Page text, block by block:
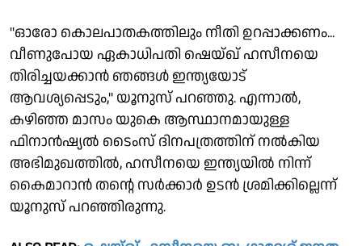
"ഓരോ കൊലപാതകത്തിലും നീതി ഉറപ്പാക്കണം...
വീണുപോയ ഏകാധിപതി ഷെയ്ഖ് ഹസീനയെ
തിരിച്ചയക്കാൻ ഞങ്ങൾ ഇന്ത്യയോട്
ആവശ്യപ്പെടും," യൂനുസ് പറഞ്ഞു. എന്നാൽ,
കഴിഞ്ഞ മാസം യുകെ ആസ്ഥാനമായുള്ള
ഫിനാൻഷ്യൽ ടൈംസ് ദിനപത്രത്തിന് നൽകിയ
അഭിമുഖത്തിൽ, ഹസീനയെ ഇന്ത്യയിൽ നിന്ന്
കൈമാറാൻ തൻ്റെ സർക്കാർ ഉടൻ ശ്രമിക്കില്ലെന്ന്
യൂനുസ് പറഞ്ഞിരുന്നു.